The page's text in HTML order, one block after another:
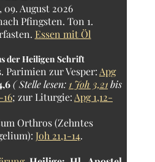
09. August 2026
Pfingsten. Ton 1.
Essen mit Öl
der Heiligen Schrift
Parimien zur Vesper: Apg
( Stelle lesen: 1 Joh 3,21bis
16; zur Liturgie: Apg 1,12-
Orthros (Zehntes
Joh 21,1-14.